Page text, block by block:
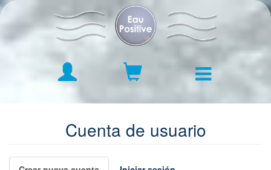
Pasar
al
contenido
principal
Instrucciones de uso
Historial
Cuenta de usuario